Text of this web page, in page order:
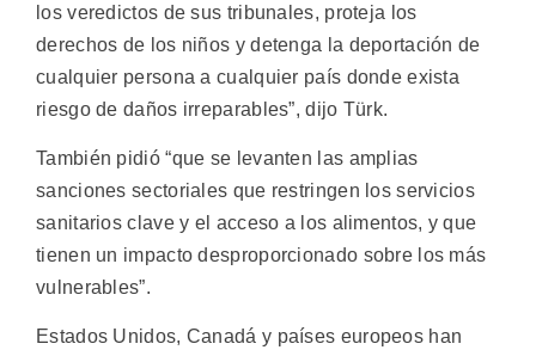
los veredictos de sus tribunales, proteja los
derechos de los niños y detenga la deportación de
cualquier persona a cualquier país donde exista
riesgo de daños irreparables”, dijo Türk.
También pidió “que se levanten las amplias
sanciones sectoriales que restringen los servicios
sanitarios clave y el acceso a los alimentos, y que
tienen un impacto desproporcionado sobre los más
vulnerables”.
Estados Unidos, Canadá y países europeos han